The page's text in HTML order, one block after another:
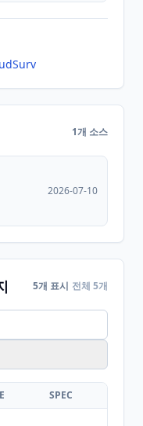
1개 소스
2026-07-10
5개 표시 전체 5개
SPEC